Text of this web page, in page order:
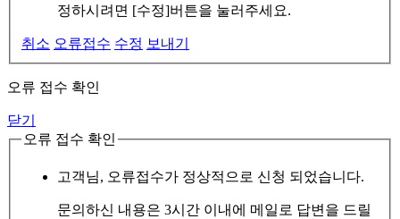
정하시려면 [수정]버튼을 눌러주세요.
취소 오류접수 수정 보내기
오류 접수 확인
닫기
오류 접수 확인
고객님, 오류접수가 정상적으로 신청 되었습니다.
문의하신 내용은 3시간 이내에 메일로 답변을 드릴